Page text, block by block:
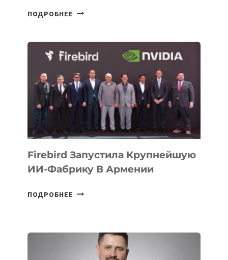
ПОДРОБНЕЕ КАЗАХСТАНСКИЙ
ЗАНЯЛ
ВТОРОЕ
МЕСТО
НА
МЕЖДУНАРОДНОЙ
ОЛИМПИАДЕ
ПО
ИИ
Firebird Запустила Крупнейшую
ИИ-Фабрику В Армении
ПОДРОБНЕЕ FIREBIRD
ФАБРИКУ